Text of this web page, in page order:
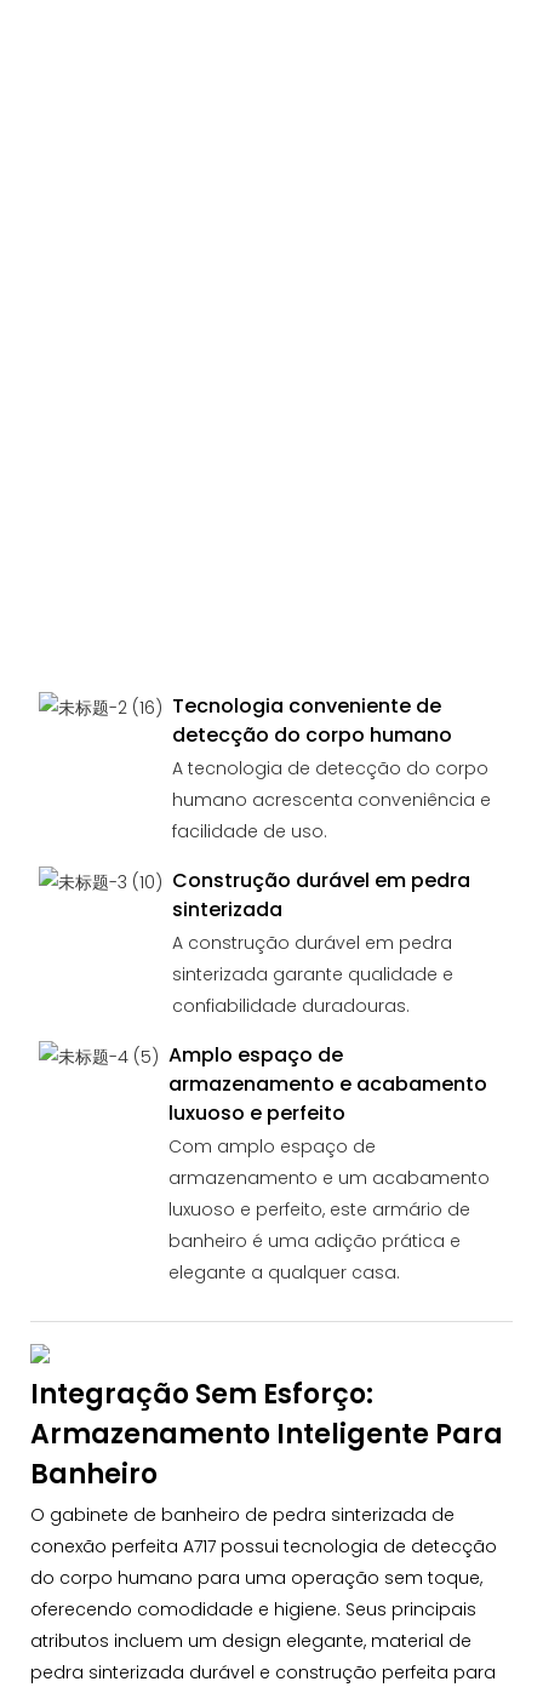
Tecnologia conveniente de
detecção do corpo humano
A tecnologia de detecção do corpo
humano acrescenta conveniência e
facilidade de uso.
Construção durável em pedra
sinterizada
A construção durável em pedra
sinterizada garante qualidade e
confiabilidade duradouras.
Amplo espaço de
armazenamento e acabamento
luxuoso e perfeito
Com amplo espaço de
armazenamento e um acabamento
luxuoso e perfeito, este armário de
banheiro é uma adição prática e
elegante a qualquer casa.
Integração Sem Esforço:
Armazenamento Inteligente Para
Banheiro
O gabinete de banheiro de pedra sinterizada de
conexão perfeita A717 possui tecnologia de detecção
do corpo humano para uma operação sem toque,
oferecendo comodidade e higiene. Seus principais
atributos incluem um design elegante, material de
pedra sinterizada durável e construção perfeita para